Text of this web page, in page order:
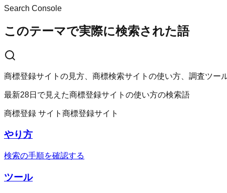
Search Console
このテーマで実際に検索された語
商標登録サイトの見方、商標検索サイトの使い方、調査ツー
最新28日で見えた商標登録サイトの使い方の検索語
商標登録 サイト 商標登録サイト
やり方
検索の手順を確認する
ツール